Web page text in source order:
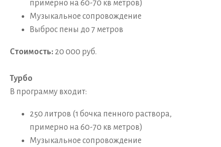
примерно на 60-70 кв метров)
Музыкальное сопровождение
Выброс пены до 7 метров
Стоимость: 20 000 руб.
Турбо
В программу входит:
250 литров (1 бочка пенного раствора,
примерно на 60-70 кв метров)
Музыкальное сопровождение